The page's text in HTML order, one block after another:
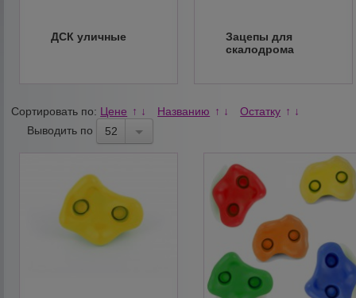
ДСК уличные
Зацепы для
скалодрома
Сортировать по: Цене ↑ ↓ Названию ↑ ↓ Остатку ↑ ↓
Выводить по 52